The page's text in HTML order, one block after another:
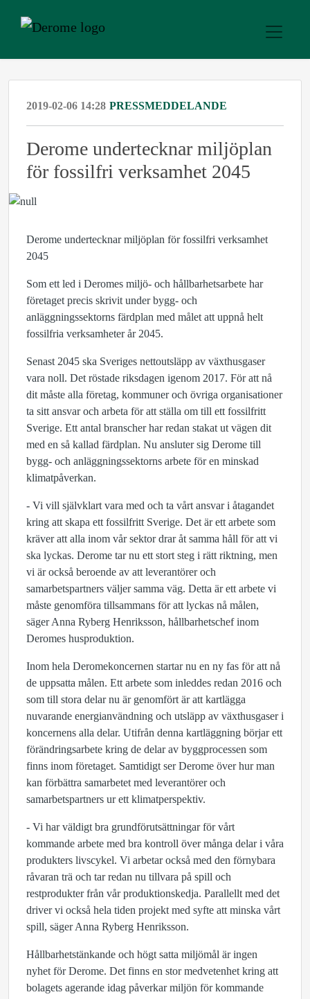
2019-02-06 14:28 PRESSMEDDELANDE
Derome undertecknar miljöplan
för fossilfri verksamhet 2045
Derome undertecknar miljöplan för fossilfri verksamhet
2045
Som ett led i Deromes miljö- och hållbarhetsarbete har
företaget precis skrivit under bygg- och
anläggningssektorns färdplan med målet att uppnå helt
fossilfria verksamheter år 2045.
Senast 2045 ska Sveriges nettoutsläpp av växthusgaser
vara noll. Det röstade riksdagen igenom 2017. För att nå
dit måste alla företag, kommuner och övriga organisationer
ta sitt ansvar och arbeta för att ställa om till ett fossilfritt
Sverige. Ett antal branscher har redan stakat ut vägen dit
med en så kallad färdplan. Nu ansluter sig Derome till
bygg- och anläggningssektorns arbete för en minskad
klimatpåverkan.
- Vi vill självklart vara med och ta vårt ansvar i åtagandet
kring att skapa ett fossilfritt Sverige. Det är ett arbete som
kräver att alla inom vår sektor drar åt samma håll för att vi
ska lyckas. Derome tar nu ett stort steg i rätt riktning, men
vi är också beroende av att leverantörer och
samarbetspartners väljer samma väg. Detta är ett arbete vi
måste genomföra tillsammans för att lyckas nå målen,
säger Anna Ryberg Henriksson, hållbarhetschef inom
Deromes husproduktion.
Inom hela Deromekoncernen startar nu en ny fas för att nå
de uppsatta målen. Ett arbete som inleddes redan 2016 och
som till stora delar nu är genomfört är att kartlägga
nuvarande energianvändning och utsläpp av växthusgaser i
koncernens alla delar. Utifrån denna kartläggning börjar ett
förändringsarbete kring de delar av byggprocessen som
finns inom företaget. Samtidigt ser Derome över hur man
kan förbättra samarbetet med leverantörer och
samarbetspartners ur ett klimatperspektiv.
- Vi har väldigt bra grundförutsättningar för vårt
kommande arbete med bra kontroll över många delar i våra
produkters livscykel. Vi arbetar också med den förnybara
råvaran trä och tar redan nu tillvara på spill och
restprodukter från vår produktionskedja. Parallellt med det
driver vi också hela tiden projekt med syfte att minska vårt
spill, säger Anna Ryberg Henriksson.
Hållbarhetstänkande och högt satta miljömål är ingen
nyhet för Derome. Det finns en stor medvetenhet kring att
bolagets agerande idag påverkar miljön för kommande